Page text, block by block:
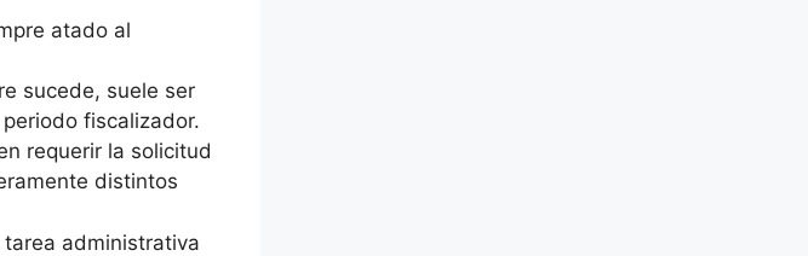
atado al
sucede, suele ser
fiscalizador.
requerir la solicitud
distintos
administrativa